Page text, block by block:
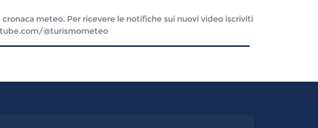
meteo. Per ricevere le notifiche sui nuovi video iscriviti
@turismometeo